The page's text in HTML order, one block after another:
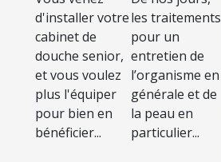
votre
douche
senior
d'installer votre
cabinet de
douche senior,
et vous voulez
plus l'équiper
pour bien en
bénéficier...
soins de
santé ?
les traitements
pour un
entretien de
l’organisme en
générale et de
la peau en
particulier...